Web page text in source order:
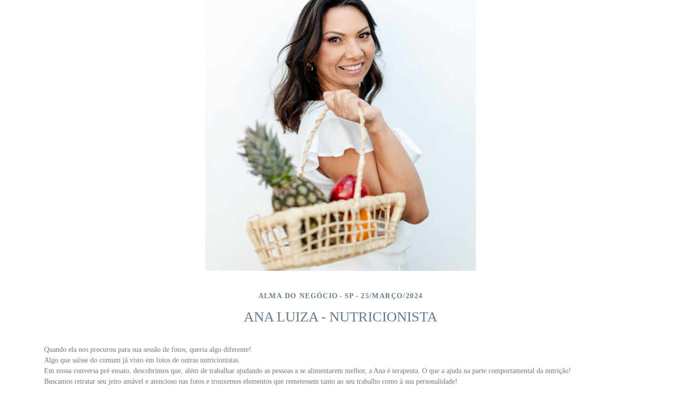
ALMA DO NEGÓCIO SP 25/MARÇO/2024
ANA LUIZA - NUTRICIONISTA
Quando ela nos procurou para sua sessão de fotos, queria algo diferente!
Algo que saísse do comum já visto em fotos de outras nutricionistas.
Em nossa conversa pré ensaio, descobrimos que, além de trabalhar ajudando as pessoas a se alimentarem melhor, a Ana é terapeuta. O que a ajuda na parte comportamental da nutrição!
Buscamos retratar seu jeito amável e atencioso nas fotos e trouxemos elementos que remetessem tanto ao seu trabalho como à sua personalidade!